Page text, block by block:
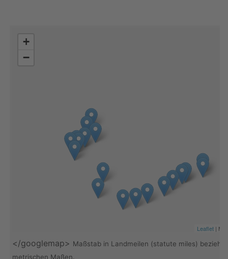
+
−
Leaflet |
</googlemap> Maßstab in Landmeilen (statute miles)
metrischen Maßen.